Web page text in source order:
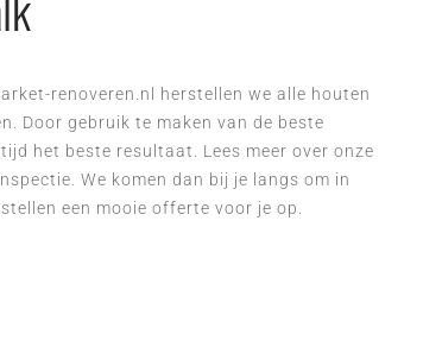
renoveren.nl herstellen we alle houten
Door gebruik te maken van de beste
het beste resultaat. Lees meer over onze
We komen dan bij je langs om in
een mooie offerte voor je op.